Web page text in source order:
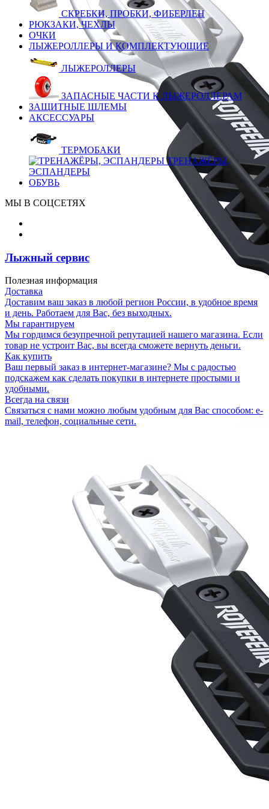
СКРЕБКИ, ПРОБКИ, ФИБЕРЛЕН
РЮКЗАКИ, ЧЕХЛЫ
ОЧКИ
ЛЫЖЕРОЛЛЕРЫ И КОМПЛЕКТУЮЩИЕ
ЛЫЖЕРОЛЛЕРЫ
ЗАПАСНЫЕ ЧАСТИ К ЛЫЖЕРОЛЛЕРАМ
ЗАЩИТНЫЕ ШЛЕМЫ
АКСЕССУАРЫ
ТЕРМОБАКИ
ТРЕНАЖЁРЫ,
ЭСПАНДЕРЫ
ОБУВЬ
МЫ В СОЦСЕТЯХ
Лыжный сервис
Полезная информация
Доставка
Доставим ваш заказ в любой регион России, в удобное время
и день. Работаем для Вас, без выходных.
Мы гарантируем
Мы гордимся безупречной репутацией нашего магазина. Если
товар не устроит Вас, вы всегда сможете вернуть деньги.
Как купить
Ваш первый заказ в интернет-магазине? Мы с радостью
подскажем как сделать покупки в интернете простыми и
удобными.
Всегда на связи
Связаться с нами можно любым удобным для Вас способом: e-
mail, телефон, социальные сети.